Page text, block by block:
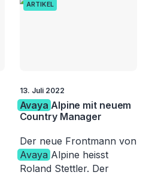
ARTIKEL
13. Juli 2022
Avaya Alpine mit neuem
Country Manager
Der neue Frontmann von
Avaya Alpine heisst
Roland Stettler. Der